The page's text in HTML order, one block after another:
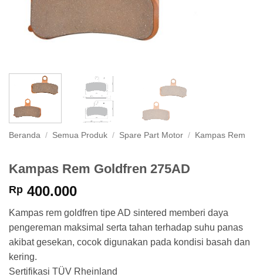
Beranda / Semua Produk / Spare Part Motor / Kampas Rem
Kampas Rem Goldfren 275AD
Rp 400.000
Kampas rem goldfren tipe AD sintered memberi daya
pengereman maksimal serta tahan terhadap suhu panas
akibat gesekan, cocok digunakan pada kondisi basah dan
kering.
Sertifikasi TÜV Rheinland